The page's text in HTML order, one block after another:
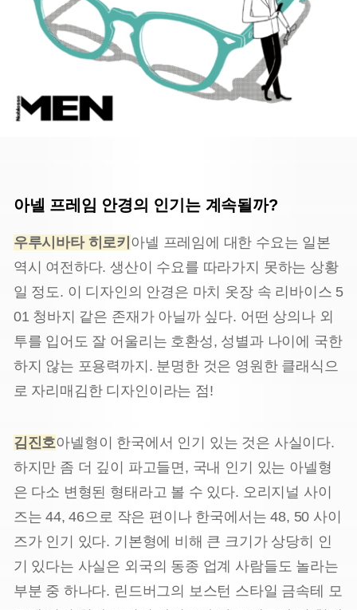
아넬 프레임 안경의 인기는 계속될까?
우루시바타 히로키 아넬 프레임에 대한 수요는 일본
역시 여전하다. 생산이 수요를 따라가지 못하는 상황
일 정도. 이 디자인의 안경은 마치 옷장 속 리바이스 5
01 청바지 같은 존재가 아닐까 싶다. 어떤 상의나 외
투를 입어도 잘 어울리는 호환성, 성별과 나이에 국한
하지 않는 포용력까지. 분명한 것은 영원한 클래식으
로 자리매김한 디자인이라는 점!
김진호아넬형이 한국에서 인기 있는 것은 사실이다.
하지만 좀 더 깊이 파고들면, 국내 인기 있는 아넬형
은 다소 변형된 형태라고 볼 수 있다. 오리지널 사이
즈는 44, 46으로 작은 편이나 한국에서는 48, 50 사이
즈가 인기 있다. 기본형에 비해 큰 크기가 상당히 인
기 있다는 사실은 외국의 동종 업계 사람들도 놀라는
부분 중 하나다. 린드버그의 보스턴 스타일 금속테 모